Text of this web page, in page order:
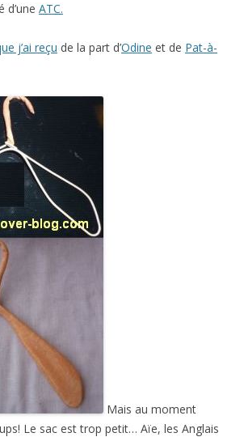
d’une ATC.
j’ai reçu de la part d’Odine et de Pat-à-
Mais au moment
Le sac est trop petit… Aïe, les Anglais